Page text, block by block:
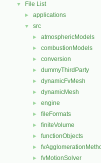
▼ File List
► applications
▼ src
► atmosphericModels
► combustionModels
► conversion
► dummyThirdParty
► dynamicFvMesh
► dynamicMesh
► engine
► fileFormats
► finiteVolume
► functionObjects
►
► fvMotionSolver